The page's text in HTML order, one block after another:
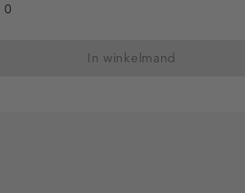
0
In winkelmand